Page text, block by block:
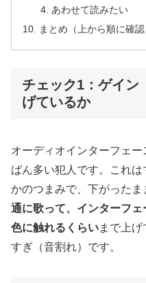
あわせて読みたい
まとめ（上から順に確認
チェック1：ゲイン
げているか
オーディオインターフェ
ばん多い犯人です。これ
かのつまみで、下がったま
通に歌って、インターフ
色に触れるくらいまで上
すぎ（音割れ）です。